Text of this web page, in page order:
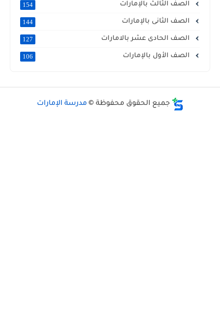
الصف الثالث بالإمارات
الصف الثانى بالإمارات
الصف الحادى عشر بالامارات
الصف الأول بالإمارات
جميع الحقوق محفوظة ©مدرسة الإمارات